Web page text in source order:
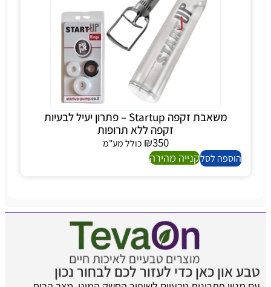
משאבת זקפה Startup – פתרון יעיל לבעיות
זקפה ללא תרופות
₪350
כולל מע"מ
הוספה לסלקנייה מהירה
טבע און כאן כדי לעזור לכם לבחור נכון